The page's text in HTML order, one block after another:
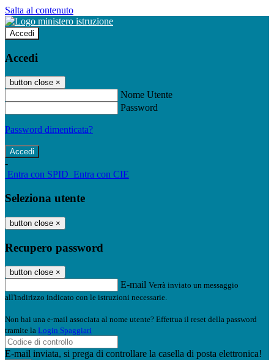
Salta al contenuto
Accedi
Accedi
button close ×
Nome Utente
Password
Password dimenticata?
-
Entra con SPID Entra con CIE
Seleziona utente
button close ×
Recupero password
button close ×
E-mail Verrà inviato un messaggio
all'indirizzo indicato con le istruzioni necessarie.
Non hai una e-mail associata al nome utente? Effettua il reset della password
tramite la Login Spaggiari
E-mail inviata, si prega di controllare la casella di posta elettronica!